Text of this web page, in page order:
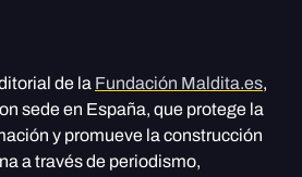
de la Fundación Maldita.es,
sede en España, que protege la
y promueve la construcción
a través de periodismo,